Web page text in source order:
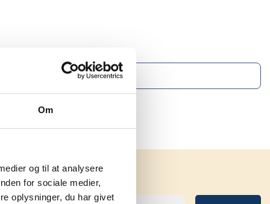
Om
og til at analysere
for sociale medier,
oplysninger, du har givet